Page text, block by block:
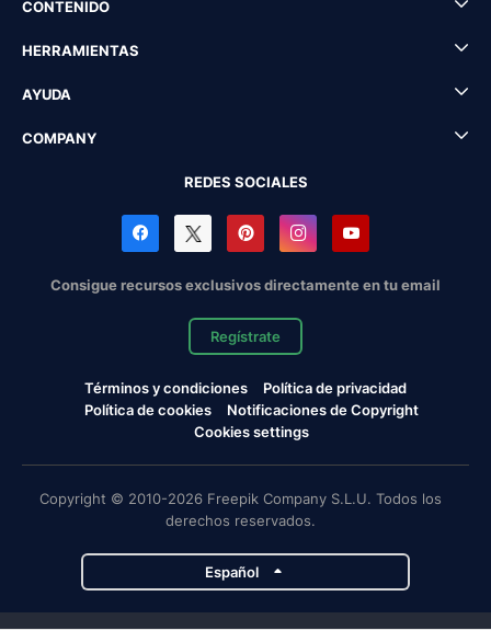
CONTENIDO
HERRAMIENTAS
AYUDA
COMPANY
REDES SOCIALES
Consigue recursos exclusivos directamente en tu email
Regístrate
Términos y condiciones
Política de privacidad
Política de cookies
Notificaciones de Copyright
Cookies settings
Copyright © 2010-2026 Freepik Company S.L.U. Todos los
derechos reservados.
Español